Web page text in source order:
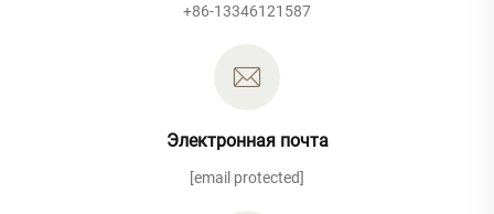
+86-13346121587
Электронная почта
[email protected]